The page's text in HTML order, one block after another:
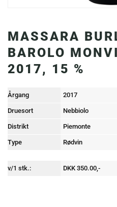
MASSARA
BAROLO
2017, 15 %
Årgang 2017
Druesort Nebbiolo
Distrikt Piemonte
Type Rødvin
v/1 stk.: DKK 350.00,-